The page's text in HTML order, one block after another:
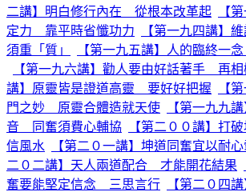
二講】明白修行內在 從根本改革起
【
定力 靠平時省懺功力
【第一九四講】
須重「質」
【第一九五講】人的臨終一
【第一九六講】勸人要由好話著手 再
講】原靈皆是證道高靈 要好好把握
【
門之妙 原靈合體造就天使
【第一九九
音 同奮須費心輔協
【第二００講】打
信風水
【第二０一講】坤道同奮宜以耐
二０二講】天人兩道配合 才能開花結果
奮要能堅定信念 三思言行
【第二０四